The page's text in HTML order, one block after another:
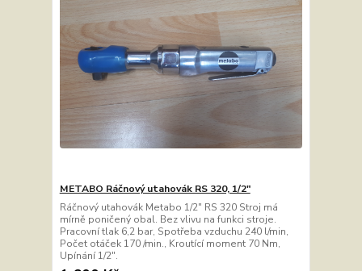
METABO Ráčnový utahovák RS 320, 1/2"
Ráčnový utahovák Metabo 1/2" RS 320 Stroj má
mírně poničený obal. Bez vlivu na funkci stroje.
Pracovní tlak 6,2 bar, Spotřeba vzduchu 240 l/min,
Počet otáček 170 /min., Kroutící moment 70 Nm,
Upínání 1/2".